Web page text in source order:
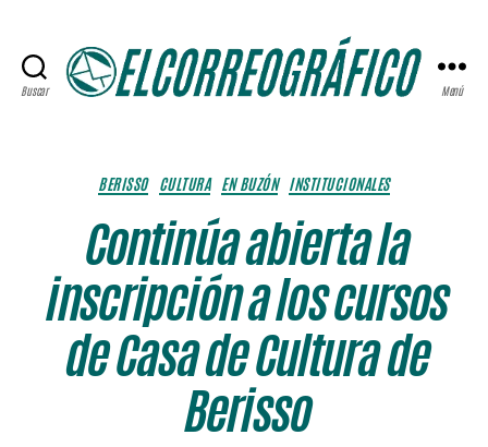
Buscar Menú
Categorías
BERISSO CULTURA EN BUZÓN INSTITUCIONALES
Continúa abierta la
inscripción a los cursos
de Casa de Cultura de
Berisso